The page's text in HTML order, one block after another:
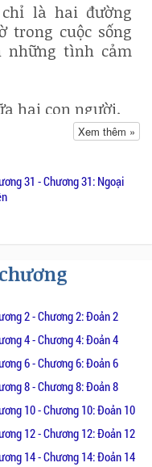
là hai đường
trong cuộc sống
những tình cảm
hai con người.
kết hạnh phúc
gió lại nối tiếp
đến những tổn
nhiều sóng
đớn, cô và anh
cảm dù biết
như Triết Cẩn
sẽ nhanh chóng
nhiều năm trôi
Xem thêm »
31 - Chương 31: Ngoại
2 - Chương 2: Đoản 2
4 - Chương 4: Đoản 4
6 - Chương 6: Đoản 6
8 - Chương 8: Đoản 8
10 - Chương 10: Đoản 10
12 - Chương 12: Đoản 12
14 - Chương 14: Đoản 14